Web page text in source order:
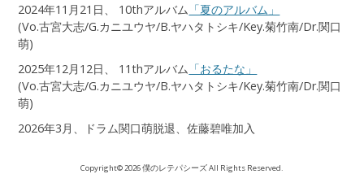
2024年11月21日、 10thアルバム 「夏のアルバム」
(Vo.古宮大志/G.カニユウヤ/B.ヤハタトシキ/Key.菊竹南/Dr.関口
萌)
2025年12月12日、 11thアルバム 「おるたな」
(Vo.古宮大志/G.カニユウヤ/B.ヤハタトシキ/Key.菊竹南/Dr.関口
萌)
2026年3月、ドラム関口萌脱退、佐藤碧唯加入
Copyright© 2026 僕のレテパシーズ All Rights Reserved.